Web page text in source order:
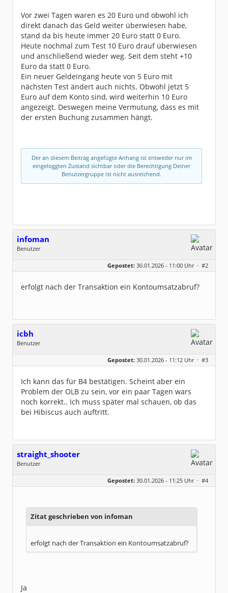
Vor zwei Tagen waren es 20 Euro und obwohl ich
direkt danach das Geld weiter überwiesen habe,
stand da bis heute immer 20 Euro statt 0 Euro.
Heute nochmal zum Test 10 Euro drauf überwiesen
und anschließend wieder weg. Seit dem steht +10
Euro da statt 0 Euro.
Ein neuer Geldeingang heute von 5 Euro mit
nächsten Test ändert auch nichts. Obwohl jetzt 5
Euro auf dem Konto sind, wird weiterhin 10 Euro
angezeigt. Deswegen meine Vermutung, dass es mit
der ersten Buchung zusammen hängt.
Der an diesem Beitrag angefügte Anhang ist entweder nur im
eingeloggten Zustand sichtbar oder die Berechtigung Deiner
Benutzergruppe ist nicht ausreichend.
infoman
Benutzer
Dabei seit:
06 / 2008
Gepostet: 30.01.2026 - 11:00 Uhr · #2
erfolgt nach der Transaktion ein Kontoumsatzabruf?
icbh
Benutzer
Geschlecht:
keine Angabe
Dabei seit:
05 / 2020
Gepostet: 30.01.2026 - 11:12 Uhr · #3
Ich kann das für B4 bestätigen. Scheint aber ein
Problem der OLB zu sein, vor ein paar Tagen wars
noch korrekt.. Ich muss später mal schauen, ob das
bei Hibiscus auch auftritt.
straight_shooter
Benutzer
Dabei seit:
08 / 2019
Gepostet: 30.01.2026 - 11:25 Uhr · #4
Zitat geschrieben von infoman
erfolgt nach der Transaktion ein Kontoumsatzabruf?
Ja